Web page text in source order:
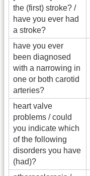
the (first) stroke? /
have you ever had
a stroke?
have you ever
been diagnosed
with a narrowing in
one or both carotid
arteries?
heart valve
problems / could
you indicate which
of the following
disorders you have
(had)?